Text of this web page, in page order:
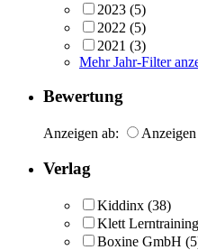
2023 (5)
2022 (5)
2021 (3)
Mehr Jahr-Filter
Bewertung
Anzeigen ab:
Verlag
Kiddinx (38)
Klett Lerntraining
Boxine GmbH